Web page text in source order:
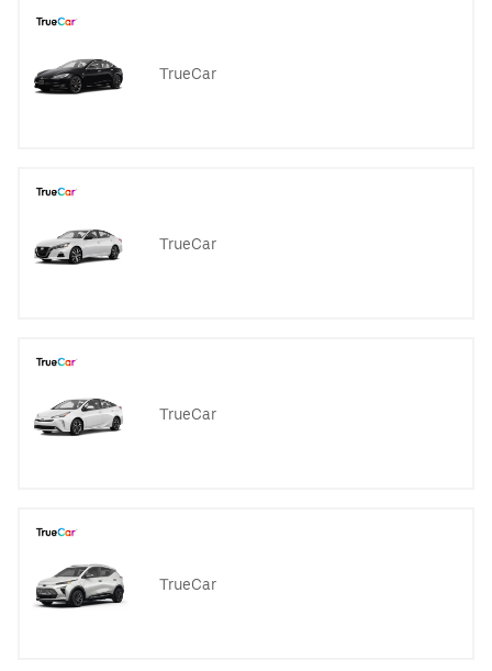
TrueCar
TrueCar
TrueCar
TrueCar